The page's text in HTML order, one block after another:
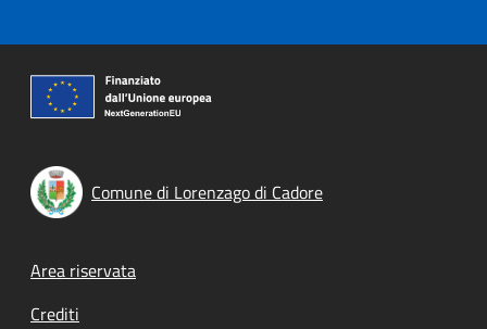
Comune di Lorenzago di Cadore
Footer menu
Area riservata
Crediti